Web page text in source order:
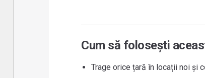
Cum să folosești
Trage orice țară în locații noi și